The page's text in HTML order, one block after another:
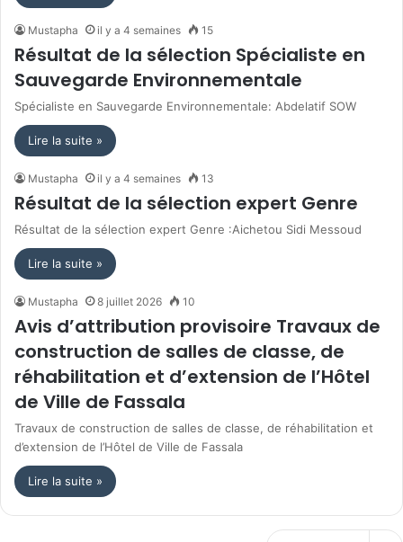
Mustapha il y a 4 semaines 15
Résultat de la sélection Spécialiste en
Sauvegarde Environnementale
Spécialiste en Sauvegarde Environnementale: Abdelatif SOW
Lire la suite »
Mustapha il y a 4 semaines 13
Résultat de la sélection expert Genre
Résultat de la sélection expert Genre :Aichetou Sidi Messoud
Lire la suite »
Mustapha 8 juillet 2026 10
Avis d’attribution provisoire Travaux de
construction de salles de classe, de
réhabilitation et d’extension de l’Hôtel
de Ville de Fassala
Travaux de construction de salles de classe, de réhabilitation et
d’extension de l’Hôtel de Ville de Fassala
Lire la suite »